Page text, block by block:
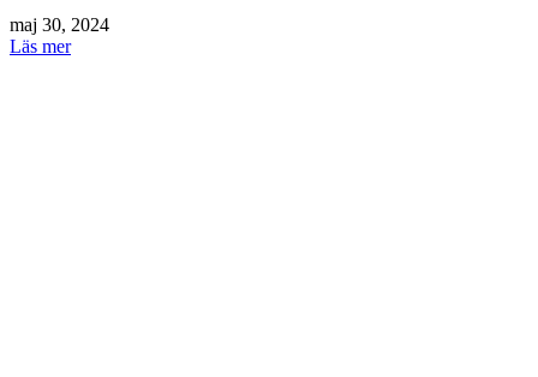
maj 30, 2024
Läs mer